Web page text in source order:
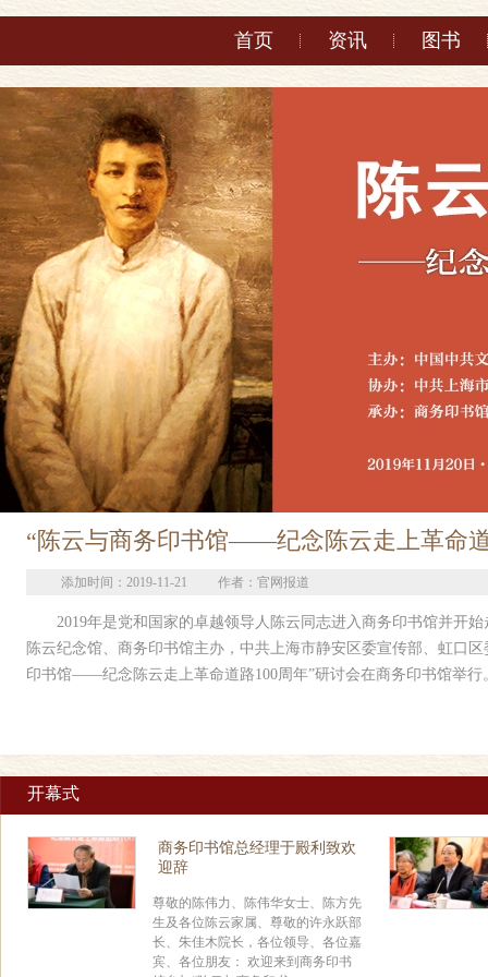
首页 资讯 图书
“陈云与商务印书馆——纪念陈云走上革命
添加时间：2019-11-21 作者：官网报道
2019年是党和国家的卓越领导人陈云同志进入商务印书馆并开始
陈云纪念馆、商务印书馆主办，中共上海市静安区委宣传部、虹口
印书馆——纪念陈云走上革命道路100周年”研讨会在商务印书馆举行
开幕式
商务印书馆总经理于殿利致欢
迎辞
尊敬的陈伟力、陈伟华女士、陈方先
生及各位陈云家属、尊敬的许永跃部
长、朱佳木院长，各位领导、各位嘉
宾、各位朋友： 欢迎来到商务印书